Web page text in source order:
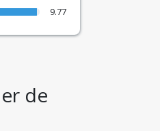
9.77
de